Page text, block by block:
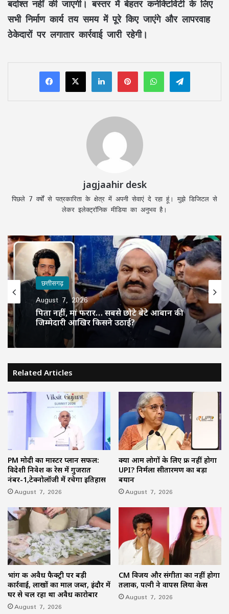
सभी निर्माण कार्य तय समय में पूरे किए जाएंगे और लापरवाह
ठेकेदारों पर लगातार कार्रवाई जारी रहेगी।
LinkedInPinterestWhatsAppTelegram
jagjaahir desk
पिछले 7 वर्षों से पत्रकारिता के क्षेत्र में अपनी सेवाएं दे रहा हूं। मुझे डिजिटल से
लेकर इलेक्ट्रॉनिक मीडिया का अनुभव है।
छत्तीसगढ़
August 7, 2026
पिता नहीं, मां फरार… सबसे छोटे बेटे आबान की
जिम्मेदारी आखिर किसने उठाई?
Related Articles
PM मोदी का मास्टर प्लान सफल:
विदेशी निवेश की रेस में गुजरात
नंबर-1,टेक्नोलॉजी में रचेगा इतिहास
August 7, 2026
क्या आम लोगों के लिए फ्री नहीं होगा
UPI? निर्मला सीतारमण का बड़ा
बयान
August 7, 2026
भांग की अवैध फैक्ट्री पर बड़ी
कार्रवाई, लाखों का माल जब्त, इंदौर में
घर से चल रहा था अवैध कारोबार
August 7, 2026
CM विजय और संगीता का नहीं होगा
तलाक, पत्नी ने वापस लिया केस
August 7, 2026